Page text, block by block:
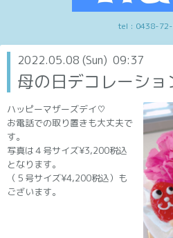
tel : 0438-
2022.05.08 (Sun) 09:37
母の日デコレーショ
ハッピーマザーズデイ♡
お電話での取り置きも大丈夫で
す。
写真は４号サイズ¥3,200税込
となります。
（５号サイズ¥4,200税込）も
ございます。